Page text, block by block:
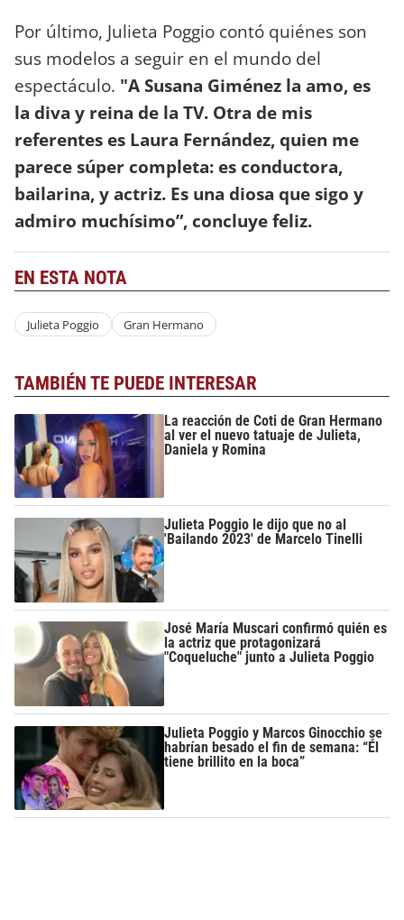
Por último, Julieta Poggio contó quiénes son
sus modelos a seguir en el mundo del
espectáculo. "A Susana Giménez la amo, es
la diva y reina de la TV. Otra de mis
referentes es Laura Fernández, quien me
parece súper completa: es conductora,
bailarina, y actriz. Es una diosa que sigo y
admiro muchísimo”, concluye feliz.
EN ESTA NOTA
Julieta Poggio Gran Hermano
TAMBIÉN TE PUEDE INTERESAR
La reacción de Coti de Gran Hermano
al ver el nuevo tatuaje de Julieta,
Daniela y Romina
Julieta Poggio le dijo que no al
'Bailando 2023' de Marcelo Tinelli
José María Muscari confirmó quién es
la actriz que protagonizará
"Coqueluche" junto a Julieta Poggio
Julieta Poggio y Marcos Ginocchio se
habrían besado el fin de semana: “Él
tiene brillito en la boca”